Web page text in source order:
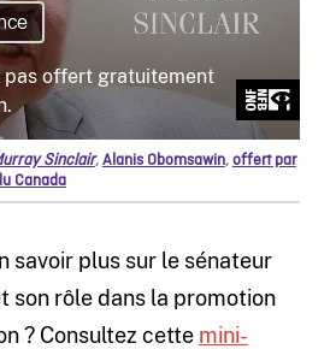
Sinclair,Alanis Obomsawin,offert par
Canada
savoir plus sur le sénateur
son rôle dans la promotion
? Consultez cette mini-